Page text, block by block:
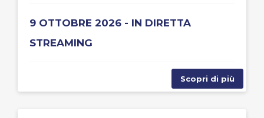
9 OTTOBRE 2026 - IN DIRETTA
STREAMING
Scopri di più